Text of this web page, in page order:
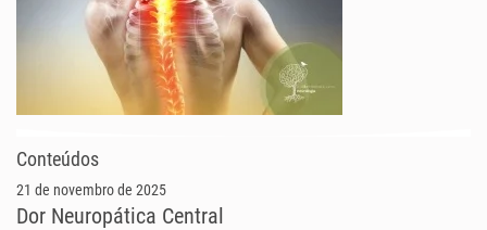
Conteúdos
21 de novembro de 2025
Dor Neuropática Central